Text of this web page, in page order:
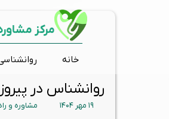
روانشناس در
۱۹ مهر ۱۴۰۴ مشاوره و
خانه
ارزیابی و تشخیص
کودکان استثنائی
اضطراب و استرس
درمان دوقطبی
مشاوره فردی
مشاوره تحصیلی
ارتقاء شناختی
ارتقاء توجه و
مرکز